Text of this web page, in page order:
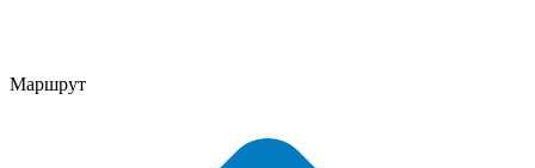
Маршрут